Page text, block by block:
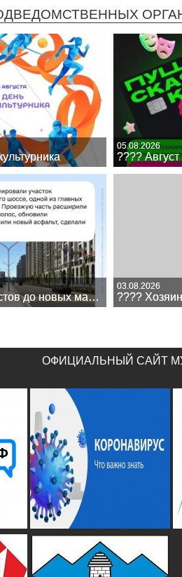
05.08.2026
05.08.2026
От мощных мостов до новых магистралей
От мощных мостов до новых магистралей
03.08.2026
03.08.2026
ОФИЦИАЛЬНЫЙ САЙТ